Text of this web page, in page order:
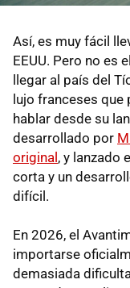
Así, es muy fácil
EEUU. Pero no es
llegar al país del
lujo franceses que
hablar desde su
desarrollado por
original, y lanzado
corta y un
difícil.
En 2026, el
importarse
demasiada